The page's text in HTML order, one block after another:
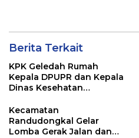
Berita Terkait
KPK Geledah Rumah
Kepala DPUPR dan Kepala
Dinas Kesehatan
Kecamatan
Randudongkal Gelar
Lomba Gerak Jalan dan